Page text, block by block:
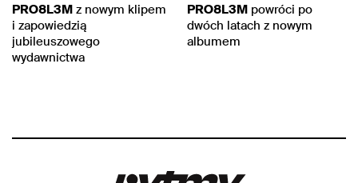
PRO8L3M z nowym klipem
i zapowiedzią
jubileuszowego
wydawnictwa
PRO8L3M powróci po
dwóch latach z nowym
albumem